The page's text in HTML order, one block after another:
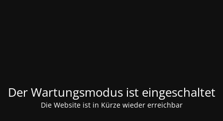
Der Wartungsmodus ist eingeschaltet
Die Website ist in Kürze wieder erreichbar